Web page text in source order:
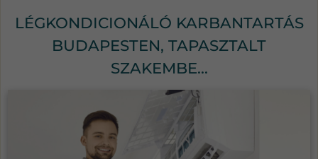
LÉGKONDICIONÁLÓ KARBANTARTÁS
BUDAPESTEN, TAPASZTALT
SZAKEMBE...